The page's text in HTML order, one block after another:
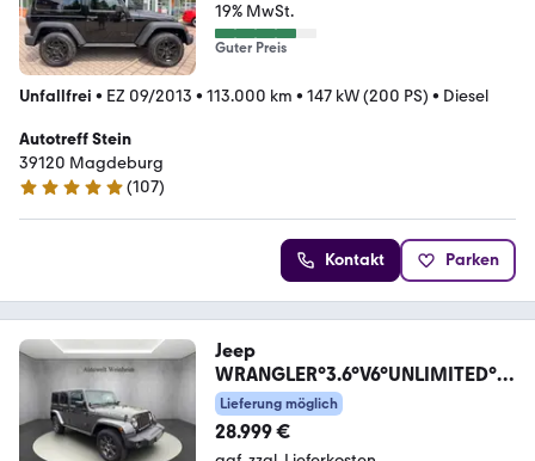
19% MwSt.
Guter Preis
Unfallfrei • EZ 09/2013 • 113.000 km • 147 kW (200 PS) • Diesel
Autotreff Stein
39120 Magdeburg
4.9 Sterne
(107)
Kontakt Parken
Jeep
WRANGLER°3.6°V6°UNLIMITED°G
OLDEN-EAGLE°AHK°LED°
Lieferung möglich
28.999 €